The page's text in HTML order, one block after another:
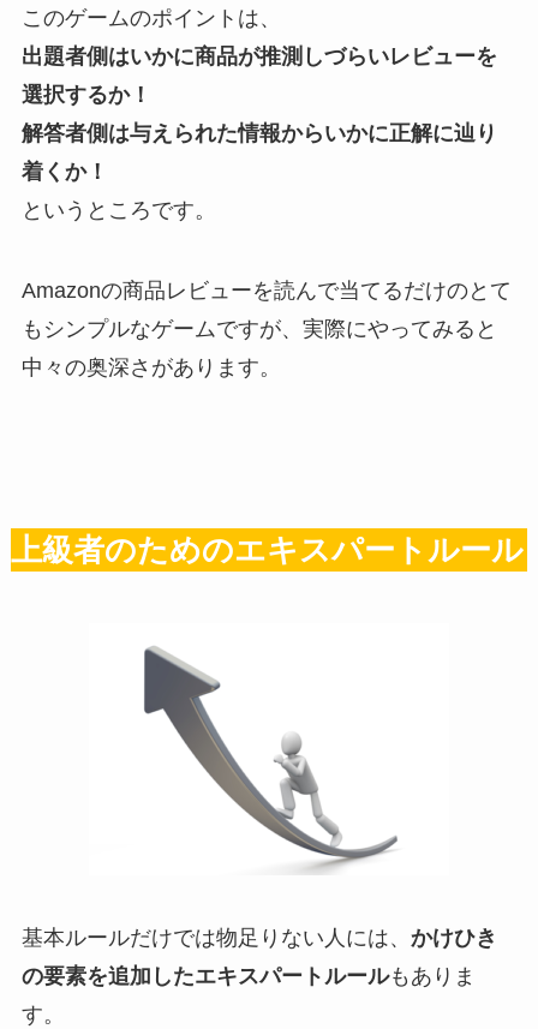
このゲームのポイントは、
出題者側はいかに商品が推測しづらいレビューを
選択するか！
解答者側は与えられた情報からいかに正解に辿り
着くか！
というところです。
Amazonの商品レビューを読んで当てるだけのとて
もシンプルなゲームですが、実際にやってみると
中々の奥深さがあります。
上級者のためのエキスパートルール
基本ルールだけでは物足りない人には、 かけひき
の要素を追加したエキスパートルールもありま
す。